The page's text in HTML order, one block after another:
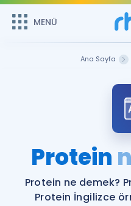
MENÜ
Sepetin
Remzi Hoca ile seni sınava
MENÜ
Faydalı Araçlar
Ana Sayfa
Protein
Protein ne demek?
Protein İngilizce